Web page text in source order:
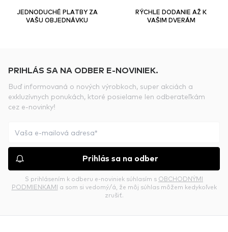
JEDNODUCHÉ PLATBY ZA
VAŠU OBJEDNÁVKU
RÝCHLE DODANIE AŽ K
VAŠIM DVERÁM
PRIHLÁS SA NA ODBER E-NOVINIEK.
Buď informovaná o nových výrobkoch, super akciách a
exkluzívnych ponukách, ktoré posielame len odberateľkám
cez e-novinky!
Prihlás sa na odber
S prihlásením k odberu e-noviniek súhlasím s OBCHODNÝMI
PODMIENKAMI a som si vedomý/á, že môj súhlas môžem kedykoľvek
zrušiť.